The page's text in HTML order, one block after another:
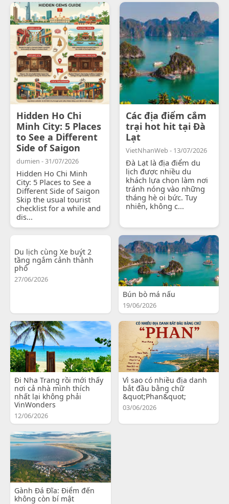
Hidden Ho Chi
Minh City: 5 Places
to See a Different
Side of Saigon
dumien - 31/07/2026
Hidden Ho Chi Minh
City: 5 Places to See a
Different Side of Saigon
Skip the usual tourist
checklist for a while and
dis...
Các địa điểm cắm
trại hot hit tại Đà
Lạt
VietNhanWeb - 13/07/2026
Đà Lạt là địa điểm du
lịch được nhiều du
khách lựa chọn làm nơi
tránh nóng vào những
tháng hè oi bức. Tuy
nhiên, không c...
Du lịch cùng Xe buýt 2
tầng ngắm cảnh thành
phố
27/06/2026
Bún bò má nấu
19/06/2026
Đi Nha Trang rồi mới thấy
nơi cả nhà mình thích
nhất lại không phải
VinWonders
12/06/2026
Vì sao có nhiều địa danh
bắt đầu bằng chữ
&quot;Phan&quot;
03/06/2026
Gành Đá Đĩa: Điểm đến
không còn bí mật